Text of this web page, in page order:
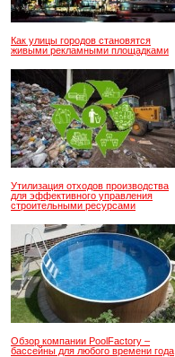
Как улицы городов становятся
живыми рекламными площадками
Утилизация отходов производства
для эффективного управления
строительными ресурсами
Обзор компании PoolFactory –
бассейны для любого времени года